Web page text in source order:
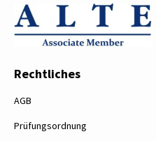
Rechtliches
AGB
Prüfungsordnung